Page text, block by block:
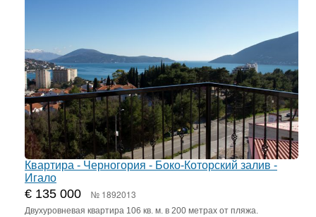
Квартира - Черногория - Боко-Которский залив -
Игало
€ 135 000 № 1892013
Двухуровневая квартира 106 кв. м. в 200 метрах от пляжа.